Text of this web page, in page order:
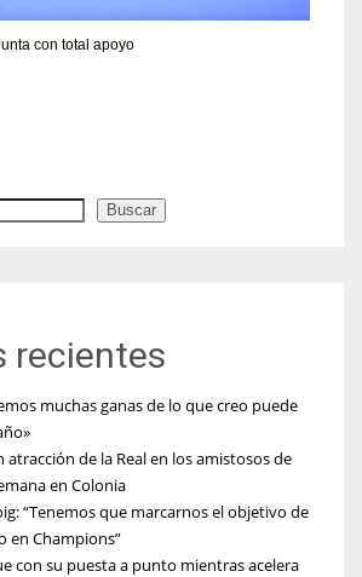
con total apoyo
Buscar
recientes
muchas ganas de lo que creo puede
atracción de la Real en los amistosos de
en Colonia
“Tenemos que marcarnos el objetivo de
en Champions”
con su puesta a punto mientras acelera